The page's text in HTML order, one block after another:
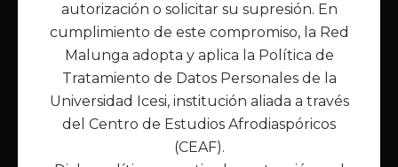
Política de Tratamiento de Datos
autorización o solicitar su supresión. En
cumplimiento de este compromiso, la Red
Malunga adopta y aplica la Política de
Tratamiento de Datos Personales de la
Universidad Icesi, institución aliada a través
del Centro de Estudios Afrodiaspóricos
(CEAF).